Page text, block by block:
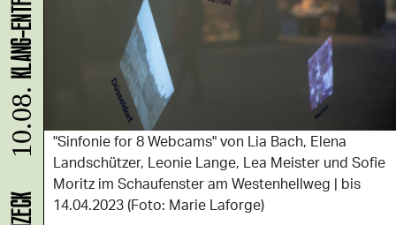
"Sinfonie for 8 Webcams" von Lia Bach, Elena
Landschützer, Leonie Lange, Lea Meister und Sofie
Moritz im Schaufenster am Westenhellweg | bis
14.04.2023 (Foto: Marie Laforge)
10.08.